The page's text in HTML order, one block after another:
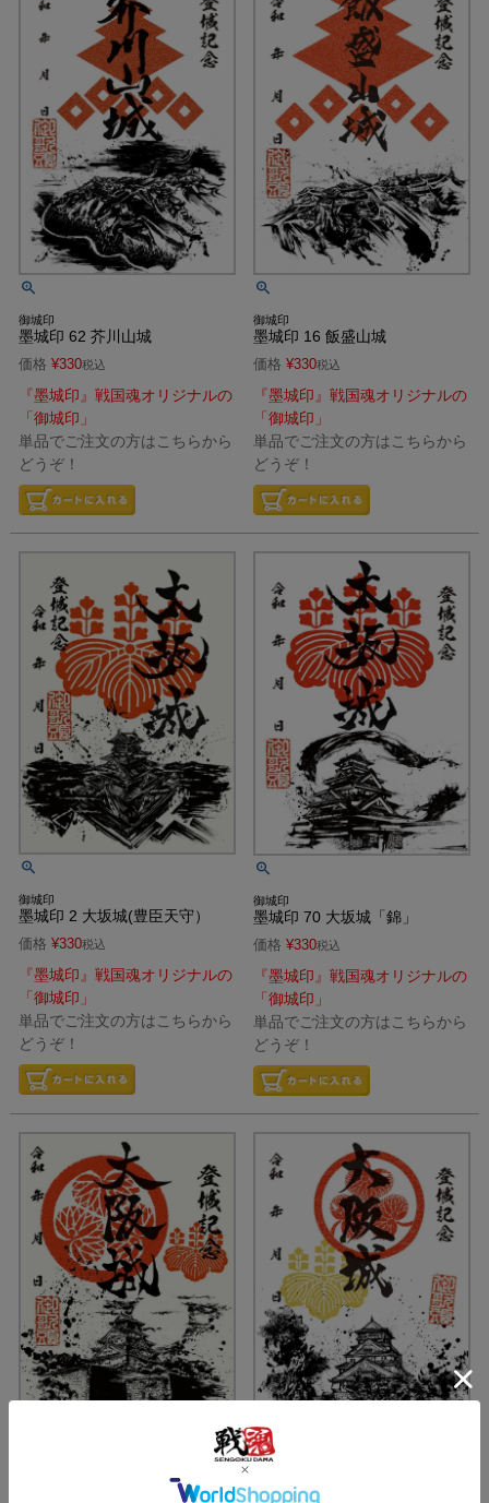
御城印
墨城印 62 芥川山城
価格 ¥330税込
『墨城印』戦国魂オリジナルの
「御城印」
単品でご注文の方はこちらから
どうぞ！
御城印
墨城印 16 飯盛山城
価格 ¥330税込
『墨城印』戦国魂オリジナルの
「御城印」
単品でご注文の方はこちらから
どうぞ！
御城印
墨城印 2 大坂城(豊臣天守）
価格 ¥330税込
『墨城印』戦国魂オリジナルの
「御城印」
単品でご注文の方はこちらから
どうぞ！
御城印
墨城印 70 大坂城「錦」
価格 ¥330税込
『墨城印』戦国魂オリジナルの
「御城印」
単品でご注文の方はこちらから
どうぞ！
墨城印 24 大阪城